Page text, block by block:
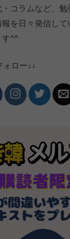
コラムなど、
を日々発信し
す^^
ロー↓↓